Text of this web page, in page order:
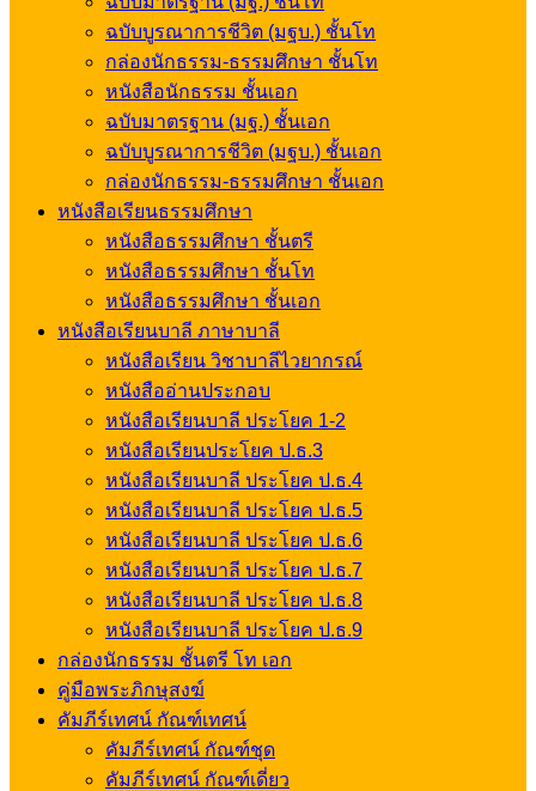
ฉบับบูรณาการชีวิต (มฐบ.) ชั้นโท
กล่องนักธรรม-ธรรมศึกษา ชั้นโท
หนังสือนักธรรม ชั้นเอก
ฉบับมาตรฐาน (มฐ.) ชั้นเอก
ฉบับบูรณาการชีวิต (มฐบ.) ชั้นเอก
กล่องนักธรรม-ธรรมศึกษา ชั้นเอก
หนังสือเรียนธรรมศึกษา
หนังสือธรรมศึกษา ชั้นตรี
หนังสือธรรมศึกษา ชั้นโท
หนังสือธรรมศึกษา ชั้นเอก
หนังสือเรียนบาลี ภาษาบาลี
หนังสือเรียน วิชาบาลีไวยากรณ์
หนังสืออ่านประกอบ
หนังสือเรียนบาลี ประโยค 1-2
หนังสือเรียนประโยค ป.ธ.3
หนังสือเรียนบาลี ประโยค ป.ธ.4
หนังสือเรียนบาลี ประโยค ป.ธ.5
หนังสือเรียนบาลี ประโยค ป.ธ.6
หนังสือเรียนบาลี ประโยค ป.ธ.7
หนังสือเรียนบาลี ประโยค ป.ธ.8
หนังสือเรียนบาลี ประโยค ป.ธ.9
กล่องนักธรรม ชั้นตรี โท เอก
คู่มือพระภิกษุสงฆ์
คัมภีร์เทศน์ กัณฑ์เทศน์
คัมภีร์เทศน์ กัณฑ์ชุด
คัมภีร์เทศน์ กัณฑ์เดี่ยว